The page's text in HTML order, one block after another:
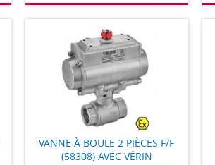
VANNE À BOULE 2 PIÈCES F/F
(58308) AVEC VÉRIN